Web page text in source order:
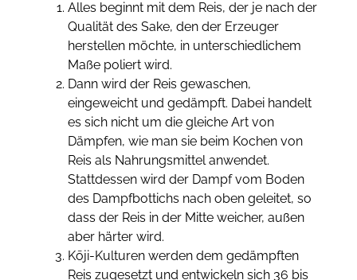
Alles beginnt mit dem Reis, der je nach der
Qualität des Sake, den der Erzeuger
herstellen möchte, in unterschiedlichem
Maße poliert wird.
Dann wird der Reis gewaschen,
eingeweicht und gedämpft. Dabei handelt
es sich nicht um die gleiche Art von
Dämpfen, wie man sie beim Kochen von
Reis als Nahrungsmittel anwendet.
Stattdessen wird der Dampf vom Boden
des Dampfbottichs nach oben geleitet, so
dass der Reis in der Mitte weicher, außen
aber härter wird.
Kōji-Kulturen werden dem gedämpften
Reis zugesetzt und entwickeln sich 36 bis